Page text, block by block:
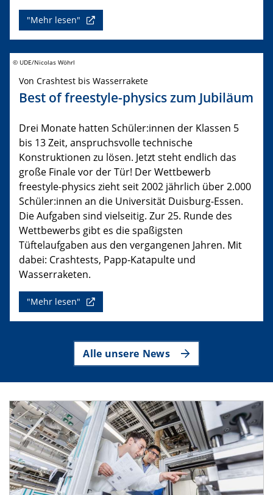
"Mehr lesen"
© UDE/Nicolas Wöhrl
Von Crashtest bis Wasserrakete
Best of freestyle-physics zum Jubiläum
Drei Monate hatten Schüler:innen der Klassen 5
bis 13 Zeit, anspruchsvolle technische
Konstruktionen zu lösen. Jetzt steht endlich das
große Finale vor der Tür! Der Wettbewerb
freestyle-physics zieht seit 2002 jährlich über 2.000
Schüler:innen an die Universität Duisburg-Essen.
Die Aufgaben sind vielseitig. Zur 25. Runde des
Wettbewerbs gibt es die spaßigsten
Tüftelaufgaben aus den vergangenen Jahren. Mit
dabei: Crashtests, Papp-Katapulte und
Wasserraketen.
"Mehr lesen"
Alle unsere News